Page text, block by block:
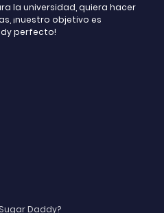
la universidad, quiera hacer
¡nuestro objetivo es
perfecto!
Daddy?